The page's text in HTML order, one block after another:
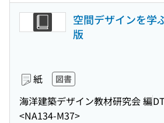
空間デザインを学
版
紙 図書
海洋建築デザイン教材研究会 編
<NA134-M37>